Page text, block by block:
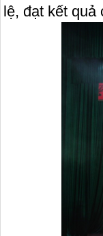
lệ, đạt kết quả